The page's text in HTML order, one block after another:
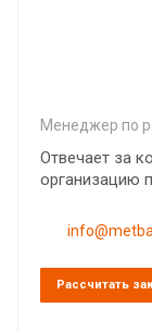
Менеджер по
Отвечает за
организацию
Рассчитать